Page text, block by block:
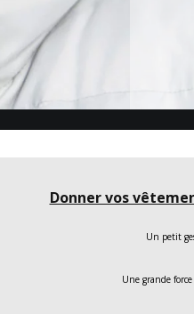
Donner vos
Un petit
Une grande